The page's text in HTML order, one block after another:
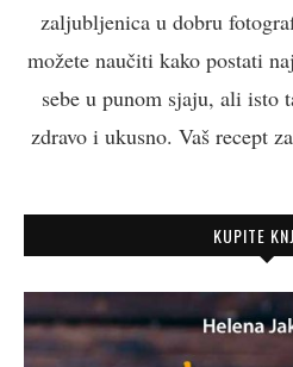
zaljubljenica u dobru
možete naučiti kako postati
sebe u punom sjaju, ali isto
zdravo i ukusno. Vaš recept
KUPITE